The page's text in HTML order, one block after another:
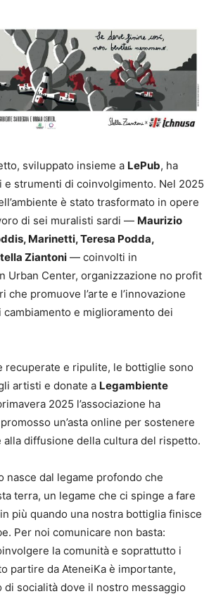
sviluppato insieme a LePub, ha
e strumenti di coinvolgimento. Nel 2025
è stato trasformato in opere
di sei muralisti sardi — Maurizio
Marinetti, Teresa Podda,
Ziantoni — coinvolti in
Urban Center, organizzazione no profit
che promuove l’arte e l’innovazione
e miglioramento dei
recuperate e ripulite, le bottiglie sono
artisti e donate a Legambiente
2025 l’associazione ha
un’asta online per sostenere
alla diffusione della cultura del rispetto.
nasce dal legame profondo che
terra, un legame che ci spinge a fare
più quando una nostra bottiglia finisce
Per noi comunicare non basta:
la comunità e soprattutto i
partire da AteneiKa è importante,
di socialità dove il nostro messaggio